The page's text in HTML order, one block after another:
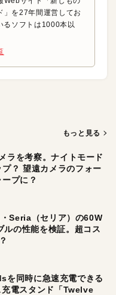
」を27年間運営してお
るソフトは1000本以
もっと見る
ラを考察。ナイトモード
？ 望遠カメラのフォー
プに？
Seria（セリア）の60W
ルの性能を検証。超コス
同時に急速充電できる
電スタンド「Twelve